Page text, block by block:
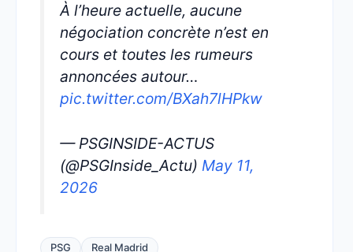
À l’heure actuelle, aucune
négociation concrète n’est en
cours et toutes les rumeurs
annoncées autour…
pic.twitter.com/BXah7lHPkw
— PSGINSIDE-ACTUS
(@PSGInside_Actu) May 11,
2026
PSG Real Madrid